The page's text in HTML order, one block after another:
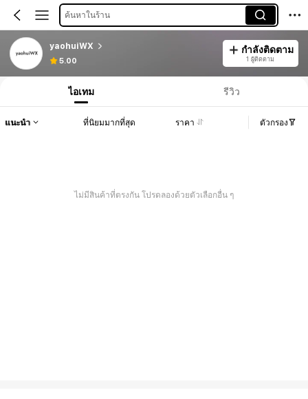
ค้นหาในร้าน
yaohuiWX
5.00
กำลังติดตาม
1 ผู้ติดตาม
ไอเทม รีวิว
แนะนำ ที่นิยมมากที่สุด ราคา ตัวกรอง
ไม่มีสินค้าที่ตรงกัน โปรดลองด้วยตัวเลือกอื่น ๆ